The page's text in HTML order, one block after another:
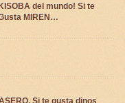
del mundo! Si te
MIREN…
Si te gusta dinos